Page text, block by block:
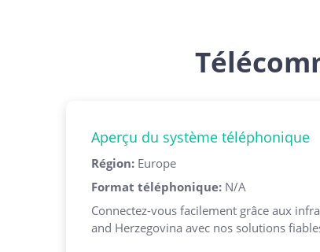
Aperçu du système téléphonique
Région: Europe
Format téléphonique: N/A
Connectez-vous facilement grâce aux
and Herzegovina avec nos solutions